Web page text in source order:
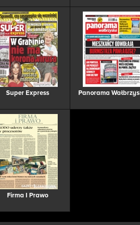
Super Express Panorama
Firma I Prawo